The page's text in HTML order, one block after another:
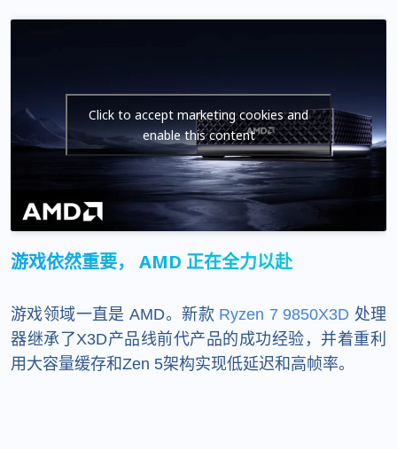
Click to accept marketing cookies and
enable this content
游戏依然重要， AMD 正在全力以赴
游戏领域一直是 AMD。新款 Ryzen 7 9850X3D 处理
器继承了X3D产品线前代产品的成功经验，并着重利
用大容量缓存和Zen 5架构实现低延迟和高帧率。